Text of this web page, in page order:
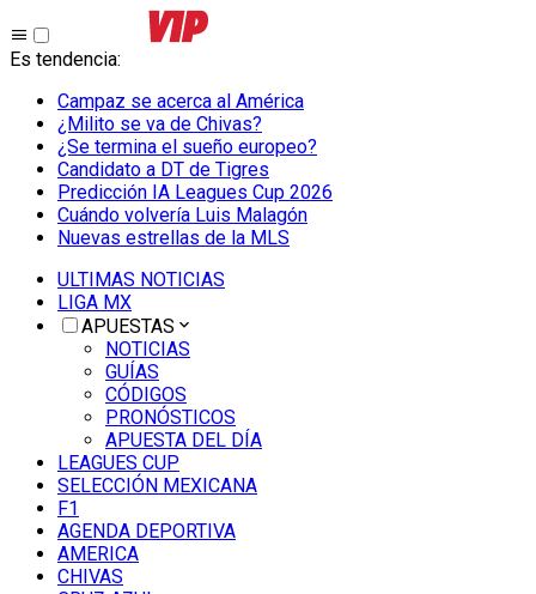
Es tendencia:
Campaz se acerca al América
¿Milito se va de Chivas?
¿Se termina el sueño europeo?
Candidato a DT de Tigres
Predicción IA Leagues Cup 2026
Cuándo volvería Luis Malagón
Nuevas estrellas de la MLS
ULTIMAS NOTICIAS
LIGA MX
APUESTAS
NOTICIAS
GUÍAS
CÓDIGOS
PRONÓSTICOS
APUESTA DEL DÍA
LEAGUES CUP
SELECCIÓN MEXICANA
F1
AGENDA DEPORTIVA
AMERICA
CHIVAS